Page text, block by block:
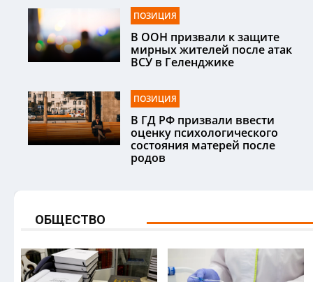
ПОЗИЦИЯ
В ООН призвали к защите
мирных жителей после атак
ВСУ в Геленджике
ПОЗИЦИЯ
В ГД РФ призвали ввести
оценку психологического
состояния матерей после
родов
ОБЩЕСТВО